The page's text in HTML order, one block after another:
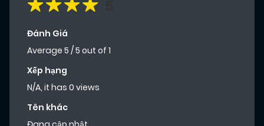
Đánh Giá
Average 5 /5 out of 1
Xếp hạng
N/A, it has 0 views
Tên khác